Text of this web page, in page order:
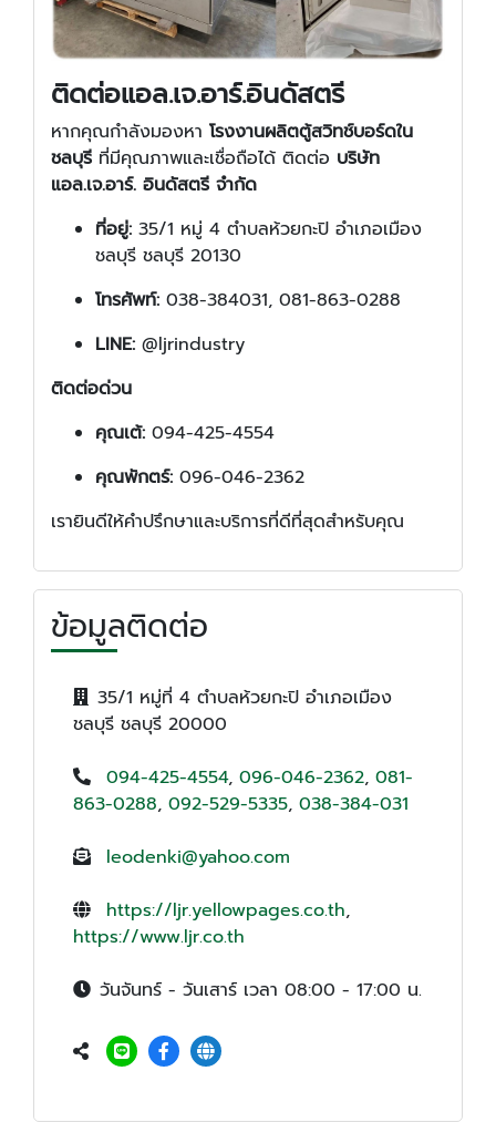
ติดต่อแอล.เจ.อาร์.อินดัสตรี
หากคุณกำลังมองหา โรงงานผลิตตู้สวิทช์บอร์ดใน
ชลบุรี ที่มีคุณภาพและเชื่อถือได้ ติดต่อ บริษัท
แอล.เจ.อาร์. อินดัสตรี จำกัด
ที่อยู่: 35/1 หมู่ 4 ตำบลห้วยกะปิ อำเภอเมือง
ชลบุรี ชลบุรี 20130
โทรศัพท์: 038-384031, 081-863-0288
LINE: @ljrindustry
ติดต่อด่วน
คุณเต้: 094-425-4554
คุณพักตร์: 096-046-2362
เรายินดีให้คำปรึกษาและบริการที่ดีที่สุดสำหรับคุณ
ข้อมูลติดต่อ
35/1 หมู่ที่ 4 ตำบลห้วยกะปิ อำเภอเมือง
ชลบุรี ชลบุรี 20000
094-425-4554, 096-046-2362, 081-
863-0288, 092-529-5335, 038-384-031
leodenki@yahoo.com
https://ljr.yellowpages.co.th,
https://www.ljr.co.th
วันจันทร์ - วันเสาร์ เวลา 08:00 - 17:00 น.